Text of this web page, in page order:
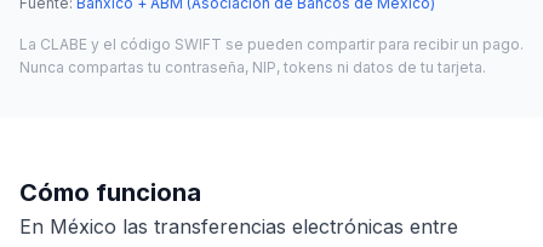
La CLABE y el código SWIFT se pueden compartir para recibir un pago.
Nunca compartas tu contraseña, NIP, tokens ni datos de tu tarjeta.
Cómo funciona
En México las transferencias electrónicas entre